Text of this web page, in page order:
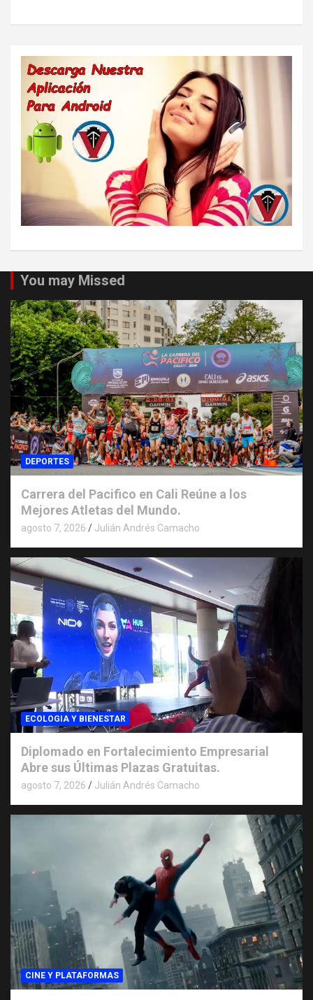
You may Missed
DEPORTES
Carrera del Pacifico en Cali Reúne a los
Mejores Atletas del Mundo.
agosto 7, 2026 Julián Andrés Camacho
ECOLOGIA Y BIENESTAR
Diplomado en Fortalecimiento Empresarial
Abre sus Últimas Plazas Gratuitas.
agosto 7, 2026 Julián Andrés Camacho
CINE Y PLATAFORMAS